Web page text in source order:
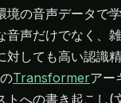
境の音声データで
音声だけでなく、
のTransformerアー
トへの書き起こし(